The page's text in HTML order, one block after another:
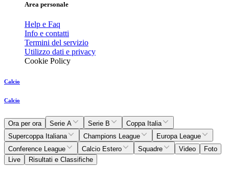
Area personale
Help e Faq
Info e contatti
Termini del servizio
Utilizzo dati e privacy
Cookie Policy
Calcio
Calcio
Ora per ora Serie A Serie B
Coppa Italia
Supercoppa Italiana
Champions League
Europa League
Conference League
Calcio Estero Squadre Video
Foto
Live
Risultati e Classifiche